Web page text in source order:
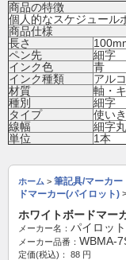
商品の特徴
個人的なスケジュール
商品仕様
長さ
ペン先
細字
インク色
青
インク種類
アル
材質
軸・
種別
細字
タイプ
使い
線幅
細字
単位
1本
ホーム > 筆記具/マーカー
ドマーカー(パイロット)
ホワイトボードマ
メーカー名： パイロット
メーカー品番： WBMA-
定価(税込)： 88 円